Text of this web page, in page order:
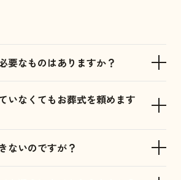
要なものはありますか？
いなくてもお葬式を頼めます
ないのですが？